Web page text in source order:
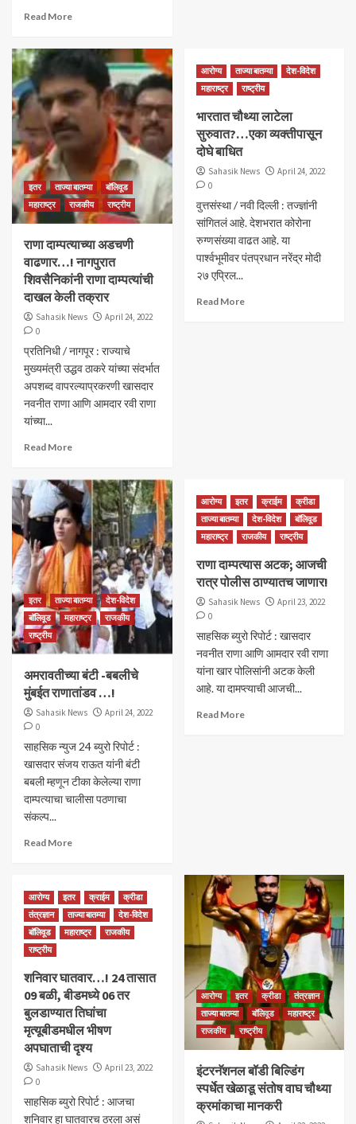
Read More
इतर ताज्या बातम्या
बॉलिवूड
महाराष्ट्र
राजकीय राष्ट्रीय
राणा दाम्पत्याच्या अडचणी
वाढणार…! नागपुरात
शिवसैनिकांनी राणा दाम्पत्यांची
दाखल केली तक्रार
Sahasik News
April 24, 2022
0
प्रतिनिधी / नागपूर : राज्याचे
मुख्यमंत्री उद्धव ठाकरे यांच्या संदर्भात
अपशब्द वापरल्याप्रकरणी खासदार
नवनीत राणा आणि आमदार रवी राणा
यांच्या...
Read More
आरोग्य ताज्या बातम्या
देश-विदेश
महाराष्ट्र
राष्ट्रीय
भारतात चौथ्या लाटेला
सुरुवात?…एका व्यक्तीपासून
दोघे बाधित
Sahasik News
April 24, 2022
0
वुत्तसंस्था / नवी दिल्ली : तज्ज्ञांनी
सांगितलं आहे. देशभरात कोरोना
रुग्णसंख्या वाढत आहे. या
पार्श्वभूमीवर पंतप्रधान नरेंद्र मोदी
२७ एप्रिल...
Read More
इतर ताज्या बातम्या
देश-विदेश
बॉलिवूड
महाराष्ट्र
राजकीय
राष्ट्रीय
अमरावतीच्या बंटी -बबलीचे
मुंबईत राणातांडव …!
Sahasik News
April 24, 2022
0
साहसिक न्युज 24 ब्युरो रिपोर्ट :
खासदार संजय राऊत यांनी बंटी
बबली म्हणून टीका केलेल्या राणा
दाम्पत्याचा चालीसा पठणाचा
संकल्प...
Read More
आरोग्य इतर क्राईम
क्रीडा
ताज्या बातम्या
देश-विदेश
बॉलिवूड
महाराष्ट्र
राजकीय राष्ट्रीय
राणा दाम्पत्यास अटक; आजची
रात्र पोलीस ठाण्यातच जाणार!
Sahasik News
April 23, 2022
0
साहसिक ब्युरो रिपोर्ट : खासदार
नवनीत राणा आणि आमदार रवी राणा
यांना खार पोलिसांनी अटक केली
आहे. या दामप्त्याची आजची...
Read More
आरोग्य इतर क्राईम
क्रीडा
तंत्रज्ञान
ताज्या बातम्या
देश-विदेश
बॉलिवूड
महाराष्ट्र
राजकीय
राष्ट्रीय
शनिवार घातवार…! 24 तासात
09 बळी, बीडमध्ये 06 तर
बुलडाण्यात तिघांचा
मृत्यूबीडमधील भीषण
अपघाताची दृश्य
Sahasik News
April 23, 2022
0
साहसिक ब्युरो रिपोर्ट : आजचा
शनिवार हा घातवारच ठरला असं
आरोग्य इतर क्रीडा
तंत्रज्ञान
ताज्या बातम्या
बॉलिवूड
महाराष्ट्र
राजकीय
राष्ट्रीय
इंटरनॅशनल बॉडी बिल्डिंग
स्पर्धेत खेळाडू संतोष वाघ चौथ्या
क्रमांकाचा मानकरी